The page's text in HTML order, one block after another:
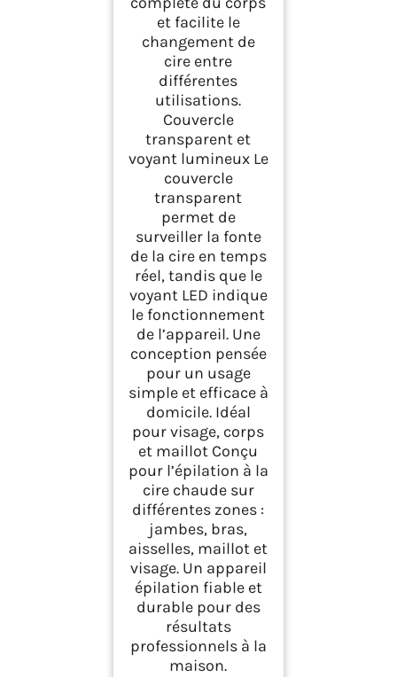
et facilite le
changement de
cire entre
différentes
utilisations.
Couvercle
transparent et
voyant lumineux Le
couvercle
transparent
permet de
surveiller la fonte
de la cire en temps
réel, tandis que le
voyant LED indique
le fonctionnement
de l’appareil. Une
conception pensée
pour un usage
simple et efficace à
domicile. Idéal
pour visage, corps
et maillot Conçu
pour l’épilation à la
cire chaude sur
différentes zones :
jambes, bras,
aisselles, maillot et
visage. Un appareil
épilation fiable et
durable pour des
résultats
professionnels à la
maison.